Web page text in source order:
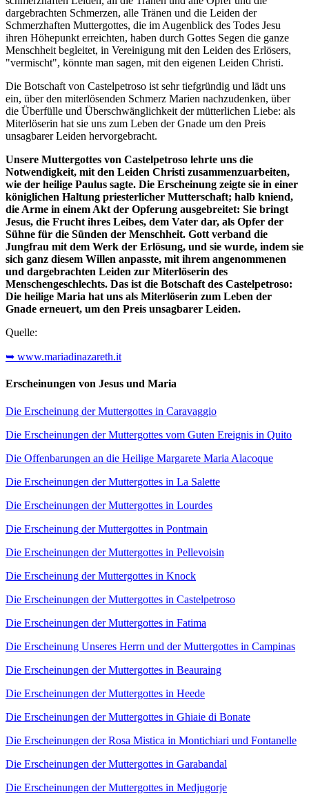
dargebrachten Schmerzen, alle Tränen und die Leiden der
Schmerzhaften Muttergottes, die im Augenblick des Todes Jesu
ihren Höhepunkt erreichten, haben durch Gottes Segen die ganze
Menschheit begleitet, in Vereinigung mit den Leiden des Erlösers,
"vermischt", könnte man sagen, mit den eigenen Leiden Christi.
Die Botschaft von Castelpetroso ist sehr tiefgründig und lädt uns
ein, über den miterlösenden Schmerz Marien nachzudenken, über
die Überfülle und Überschwänglichkeit der mütterlichen Liebe: als
Miterlöserin hat sie uns zum Leben der Gnade um den Preis
unsagbarer Leiden hervorgebracht.
Unsere Muttergottes von Castelpetroso lehrte uns die
Notwendigkeit, mit den Leiden Christi zusammenzuarbeiten,
wie der heilige Paulus sagte. Die Erscheinung zeigte sie in einer
königlichen Haltung priesterlicher Mutterschaft; halb kniend,
die Arme in einem Akt der Opferung ausgebreitet: Sie bringt
Jesus, die Frucht ihres Leibes, dem Vater dar, als Opfer der
Sühne für die Sünden der Menschheit. Gott verband die
Jungfrau mit dem Werk der Erlösung, und sie wurde, indem sie
sich ganz diesem Willen anpasste, mit ihrem angenommenen
und dargebrachten Leiden zur Miterlöserin des
Menschengeschlechts. Das ist die Botschaft des Castelpetroso:
Die heilige Maria hat uns als Miterlöserin zum Leben der
Gnade erneuert, um den Preis unsagbarer Leiden.
Quelle:
➥ www.mariadinazareth.it
Erscheinungen von Jesus und Maria
Die Erscheinung der Muttergottes in Caravaggio
Die Erscheinungen der Muttergottes vom Guten Ereignis in Quito
Die Offenbarungen an die Heilige Margarete Maria Alacoque
Die Erscheinungen der Muttergottes in La Salette
Die Erscheinungen der Muttergottes in Lourdes
Die Erscheinung der Muttergottes in Pontmain
Die Erscheinungen der Muttergottes in Pellevoisin
Die Erscheinung der Muttergottes in Knock
Die Erscheinungen der Muttergottes in Castelpetroso
Die Erscheinungen der Muttergottes in Fatima
Die Erscheinung Unseres Herrn und der Muttergottes in Campinas
Die Erscheinungen der Muttergottes in Beauraing
Die Erscheinungen der Muttergottes in Heede
Die Erscheinungen der Muttergottes in Ghiaie di Bonate
Die Erscheinungen der Rosa Mistica in Montichiari und Fontanelle
Die Erscheinungen der Muttergottes in Garabandal
Die Erscheinungen der Muttergottes in Medjugorje